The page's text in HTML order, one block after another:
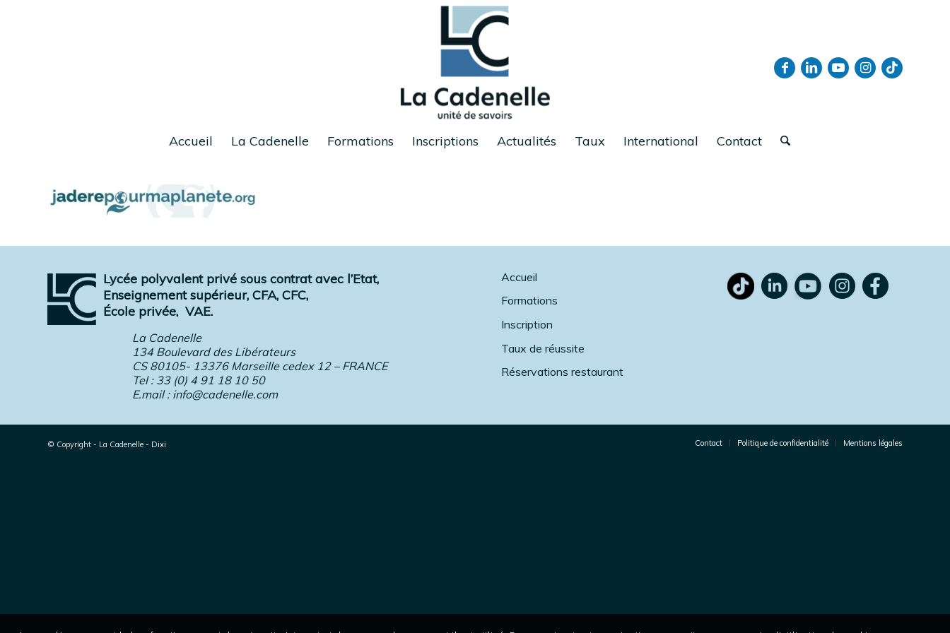
Accueil La Cadenelle Formations Inscriptions Actualités Taux International Contact
Lycée polyvalent privé sous contrat avec l’Etat,
Enseignement supérieur, CFA, CFC,
École privée, VAE.
La Cadenelle
134 Boulevard des Libérateurs
CS 80105- 13376 Marseille cedex 12 – FRANCE
Tel : 33 (0) 4 91 18 10 50
E.mail : info@cadenelle.com
Accueil
Formations
Inscription
Taux de réussite
Réservations restaurant
© Copyright - La Cadenelle - Dixi Contact Politique de confidentialité Mentions légales